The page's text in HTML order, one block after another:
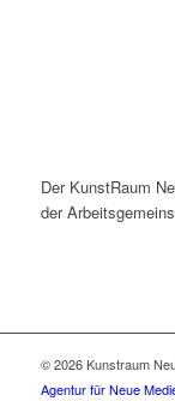
Der KunstRaum
der
© 2026 Kunstraum
Agentur für Neue